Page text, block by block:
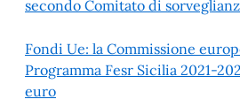
secondo Comitato di
Fondi Ue: la Commissione
Programma Fesr Sicilia 2021-
euro